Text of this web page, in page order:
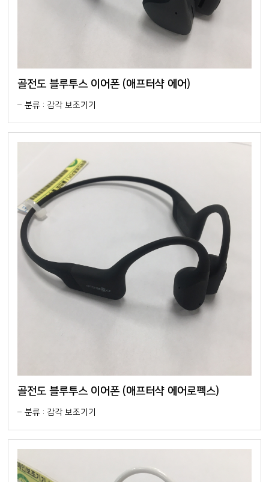
골전도 블루투스 이어폰 (애프터샥 에어)
분류 : 감각 보조기기
골전도 블루투스 이어폰 (애프터샥 에어로펙스)
분류 : 감각 보조기기